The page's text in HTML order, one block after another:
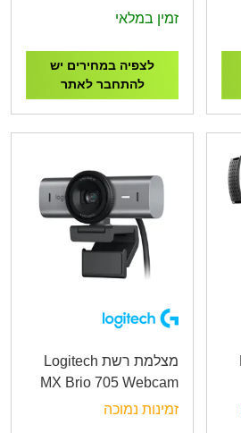
BUSINESS WEBCAM
זמין במלאי
לצפיה במחירים יש
להתחבר לאתר
מצלמת רשת Logitech
MX Brio 705 Webcam
for Business
זמינות נמוכה